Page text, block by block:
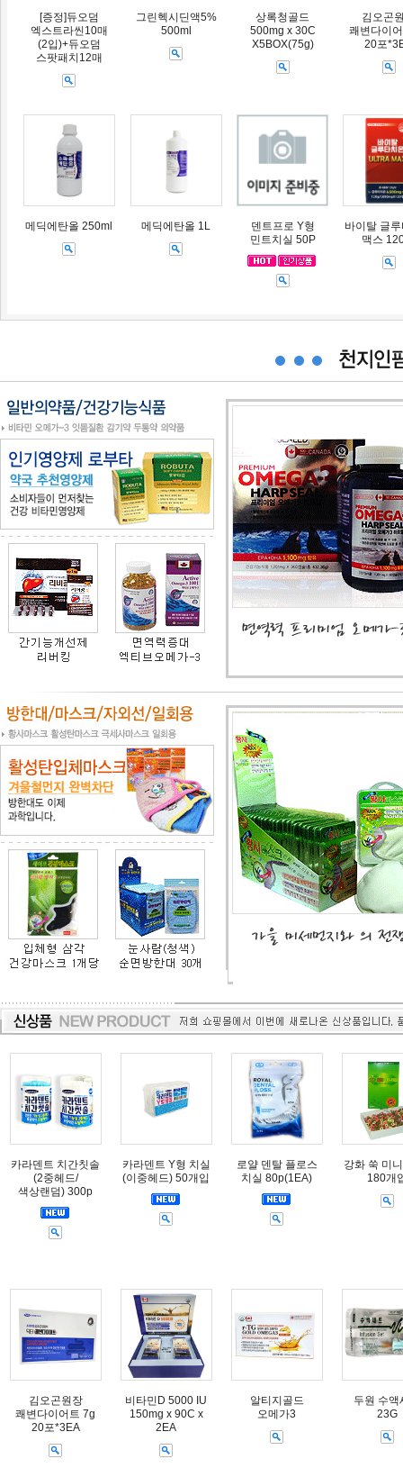
[증정]듀오덤
엑스트라씬10매
(2입)+듀오덤
스팟패치12매
그린헥시딘액5%
500ml
상록청골드
500mg x 30C
X5BOX(75g)
김오곤
쾌변다이
20포
메딕에탄올 250ml 메딕에탄올 1L
덴트프로 Y형
민트치실 50P
바이탈 글
맥스
카라덴트 치간칫솔
(2중헤드/
색상랜덤) 300p
카라덴트 Y형 치실
(이중헤드) 50개입
로얄 덴탈 플로스
치실 80p(1EA)
강화 쑥 미
180개
김오곤원장
쾌변다이어트 7g
20포*3EA
비타민D 5000 IU
150mg x 90C x
2EA
알티지골드
오메가3
두원 수액
23G